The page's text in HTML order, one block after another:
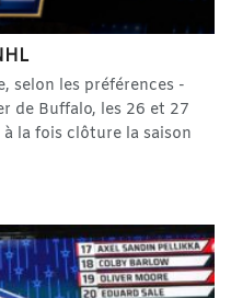
selon les préférences -
de Buffalo, les 26 et 27
la fois clôture la saison